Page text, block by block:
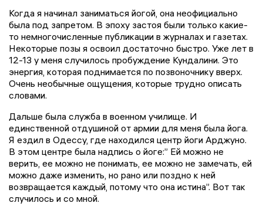
Когда я начинал заниматься йогой, она неофициально
была под запретом. В эпоху застоя были только какие-
то немногочисленные публикации в журналах и газетах.
Некоторые позы я освоил достаточно быстро. Уже лет в
12-13 у меня случилось пробуждение Кундалини. Это
энергия, которая поднимается по позвоночнику вверх.
Очень необычные ощущения, которые трудно описать
словами.
Дальше была служба в военном училище. И
единственной отдушиной от армии для меня была йога.
Я ездил в Одессу, где находился центр йоги Арджуно.
В этом центре была надпись о йоге:” Ей можно не
верить, ее можно не понимать, ее можно не замечать, ей
можно даже изменить, но рано или поздно к ней
возвращается каждый, потому что она истина”. Вот так
случилось и со мной.